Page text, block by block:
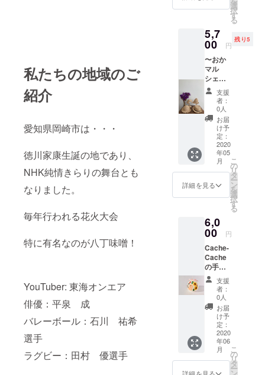
私たちの地域のご
紹介
愛知県岡崎市は・・・
徳川家康生誕の地であり、
NHK純情きらりの舞台とも
なりました。
毎年行われる花火大会
特に有名なのが八丁味噌！
YouTuber: 東海オンエア
俳優：平泉 成
バレーボール：石川 祐希
選手
ラグビー：田村 優選手
となり
ます。
任せで
す。
キャン
ドルナ
イト用:
サイズ5
㎝×9.5
㎝ グラ
デー
ション
キャン
ドル:サ
イズ7.5
㎝×11.5
㎝
※2020.5
知県岡
崎市の
総持院
で行わ
れるイ
ベント
内にて
お渡し
しま
す。 当
日お越
し頂け
なかっ
た場合
は、イ
す。 こ
のコー
ターン
費用(製
作費や
送料な
ど)がか
からな
い為、
いただ
いたご
支援金
はサー
ビス手
数料を
除いた
全てを
活動費
用に充
す。
選
択
す
る
5,7
00 円
残り5
〜おか
マル
シェ出
店者さ
まよ
り〜
spinach
【Lサイ
ズの麦
わら帽
子&心を
込めて
作成し
たお礼
のメー
ル】 飽
ないシ
ンプル
なデザ
インな
ので、
どんな
服にも
合い、
長くご
使用し
て頂け
ます！
種類 4
種(A〜
D) 色味
1色 サ
イズ L
支援
者：
0人
お届
け予
定：
2020
年05
月
詳細を見る
こ
の
リ
タ
ー
ン
を
選
択
す
る
6,0
00 円
Cache-
Cache
の手作
りキャ
ンドル⭐︎
【赤
ちゃん
メモリ
アル
キャン
ドル&心
を込め
て作成
したお
支援
者：
0人
お届
け予
定：
2020
年06
月
詳細を見る
こ
の
リ
タ
ー